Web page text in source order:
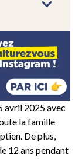
avril 2025 avec
la famille
De plus,
12 ans pendant